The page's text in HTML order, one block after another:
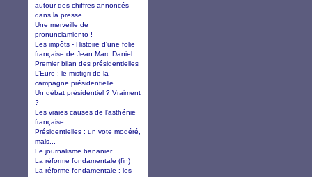
autour des chiffres annoncés
dans la presse
Une merveille de
pronunciamiento !
Les impôts - Histoire d'une folie
française de Jean Marc Daniel
Premier bilan des présidentielles
L’Euro : le mistigri de la
campagne présidentielle
Un débat présidentiel ? Vraiment
?
Les vraies causes de l'asthénie
française
Présidentielles : un vote modéré,
mais...
Le journalisme bananier
La réforme fondamentale (fin)
La réforme fondamentale : les